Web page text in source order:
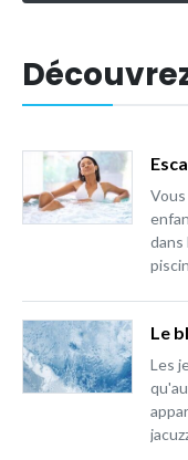
Vous
dans
Le
Les